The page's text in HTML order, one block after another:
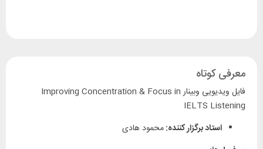
معرفی کوتاه
فایل ویدیویی وبینار Improving Concentration & Focus in
IELTS Listening
استاد برگزار کننده:محمود هادی